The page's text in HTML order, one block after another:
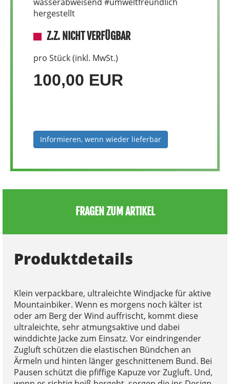
hergestellt
Z.Z. NICHT VERFÜGBAR
pro Stück (inkl. MwSt.)
100,00 EUR
Informieren, wenn wieder lieferbar
FRAGEN ZUM ARTIKEL
Produktdetails
Klein verpackbare, ultraleichte Windjacke für aktive
Mountainbiker. Wenn es morgens noch kälter ist
oder am Berg der Wind auffrischt, kommt diese
ultraleichte, sehr atmungsaktive und dabei
winddichte Jacke zum Einsatz. Vor eindringender
Zugluft schützen die elastischen Bündchen an
Ärmeln und hinten länger geschnittenem Bund. Bei
Pausen schützt die pfiffige Kapuze vor Zugluft. Und,